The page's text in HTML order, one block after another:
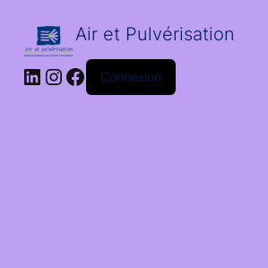
Air et Pulvérisation
LinkedIn
Instagram
Facebook
Connexion